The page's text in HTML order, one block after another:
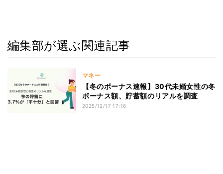
編集部が選ぶ関連記事
マネー
【冬のボーナス速報】30代未婚女性の冬
ボーナス額、貯蓄額のリアルを調査
2025/12/17 17:16